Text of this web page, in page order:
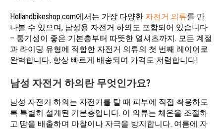
Hollandbikeshop.com에서는 가장 다양한 자전거 의류를 만
나볼 수 있으며, 남성용 자전거 하의도 포함되어 있습니다
– 통기성이 좋은 기본층부터 따뜻한 열셔츠까지. 모든 계절
과 라이딩 유형에 적합한 자전거 의류의 첫 번째 레이어로
완벽합니다. 항상 빠르게 배송되며 가격도 저렴합니다!
남성 자전거 하의란 무엇인가요?
남성 자전거 하의는 자전거를 탈 때 피부에 직접 착용하도
록 특별히 설계된 기본층입니다. 이 의류는 체온을 조절하
고 땀을 배출하며 마찰이나 자극을 방지합니다. 여름에 자